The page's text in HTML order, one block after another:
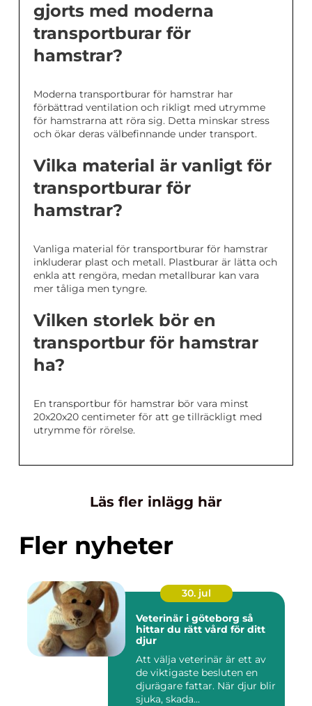
gjorts med moderna
transportburar för
hamstrar?
Moderna transportburar för hamstrar har
förbättrad ventilation och rikligt med utrymme
för hamstrarna att röra sig. Detta minskar stress
och ökar deras välbefinnande under transport.
Vilka material är vanligt för
transportburar för
hamstrar?
Vanliga material för transportburar för hamstrar
inkluderar plast och metall. Plastburar är lätta och
enkla att rengöra, medan metallburar kan vara
mer tåliga men tyngre.
Vilken storlek bör en
transportbur för hamstrar
ha?
En transportbur för hamstrar bör vara minst
20x20x20 centimeter för att ge tillräckligt med
utrymme för rörelse.
Läs fler inlägg här
Fler nyheter
30. jul
Veterinär i göteborg så
hittar du rätt vård för ditt
djur
Att välja veterinär är ett av
de viktigaste besluten en
djurägare fattar. När djur blir
sjuka, skada...